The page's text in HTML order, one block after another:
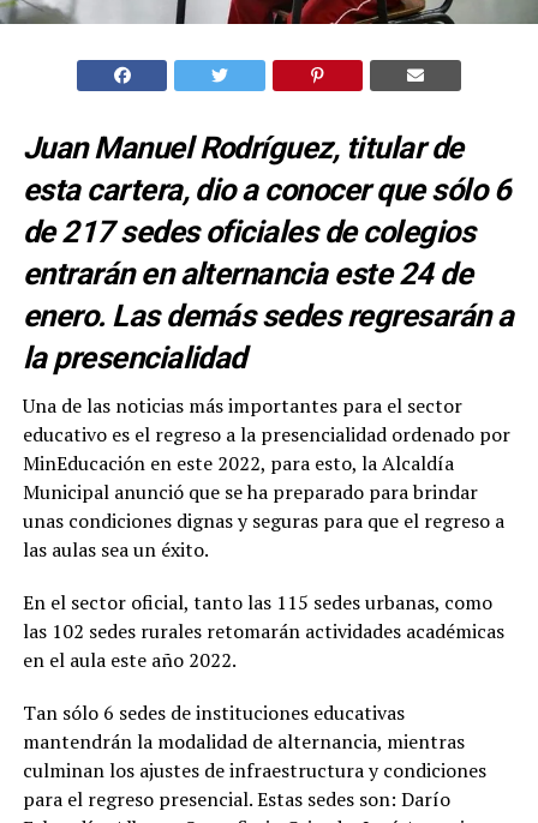
Juan Manuel Rodríguez, titular de
esta cartera, dio a conocer que sólo 6
de 217 sedes oficiales de colegios
entrarán en alternancia este 24 de
enero. Las demás sedes regresarán a
la presencialidad
Una de las noticias más importantes para el sector
educativo es el regreso a la presencialidad ordenado por
MinEducación en este 2022, para esto, la Alcaldía
Municipal anunció que se ha preparado para brindar
unas condiciones dignas y seguras para que el regreso a
las aulas sea un éxito.
En el sector oficial, tanto las 115 sedes urbanas, como
las 102 sedes rurales retomarán actividades académicas
en el aula este año 2022.
Tan sólo 6 sedes de instituciones educativas
mantendrán la modalidad de alternancia, mientras
culminan los ajustes de infraestructura y condiciones
para el regreso presencial. Estas sedes son: Darío